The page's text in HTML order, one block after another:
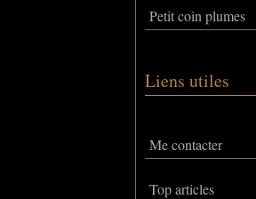
Petit coin plumes
Liens utiles
Me contacter
Top articles